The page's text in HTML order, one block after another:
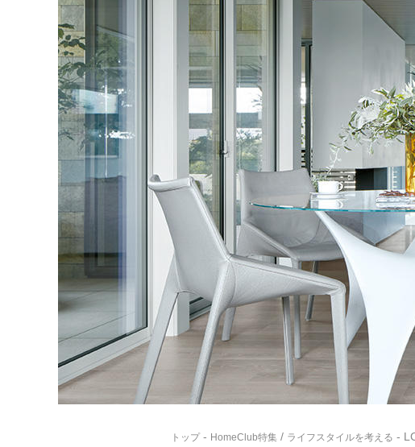
トップ - HomeClub特集 / ライフスタイルを考える -